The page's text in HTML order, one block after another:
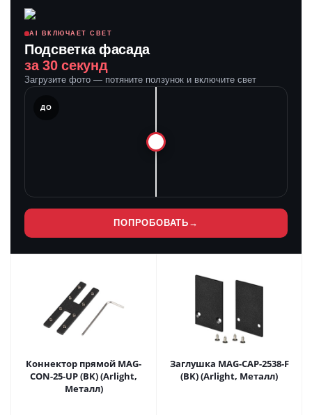
AI ВКЛЮЧАЕТ СВЕТ
Подсветка фасада
за 30 секунд
Загрузите фото — потяните ползунок и включите свет
ДО
ПОПРОБОВАТЬ →
Коннектор прямой MAG-
CON-25-UP (BK) (Arlight,
Металл)
Заглушка MAG-CAP-2538-F
(BK) (Arlight, Металл)